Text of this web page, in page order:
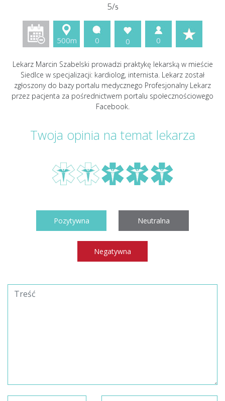
5/5
500m 0 0 0
Lekarz Marcin Szabelski prowadzi praktykę lekarską w mieście
Siedlce w specjalizacji: kardiolog, internista. Lekarz został
zgłoszony do bazy portalu medycznego Profesjonalny Lekarz
przez pacjenta za pośrednictwem portalu społecznościowego
Facebook.
Twoja opinia na temat lekarza
Pozytywna Neutralna
Negatywna